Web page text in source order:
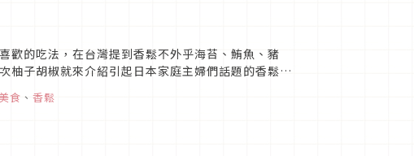
歡的吃法，在台灣提到香鬆不外乎海苔、鮪魚、豬
柚子胡椒就來介紹引起日本家庭主婦們話題的香鬆商
食 、 香鬆